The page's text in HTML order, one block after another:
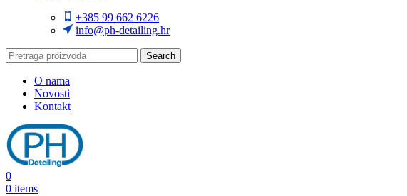
+385 99 662 6226
info@ph-detailing.hr
Search
O nama
Novosti
Kontakt
0
0 items